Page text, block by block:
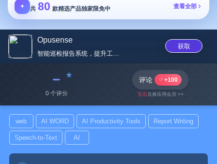
✦ 共 80 款精选产品独家限免中 查看全部
Opusense
智能巡检报告系统，提升工程安全...
获取
﹣
0 个评分
评论 +100
宝石兑换应用会员 >>
web AI WORD AI Productivity Tools Report Writing
Speech-to-Text AI